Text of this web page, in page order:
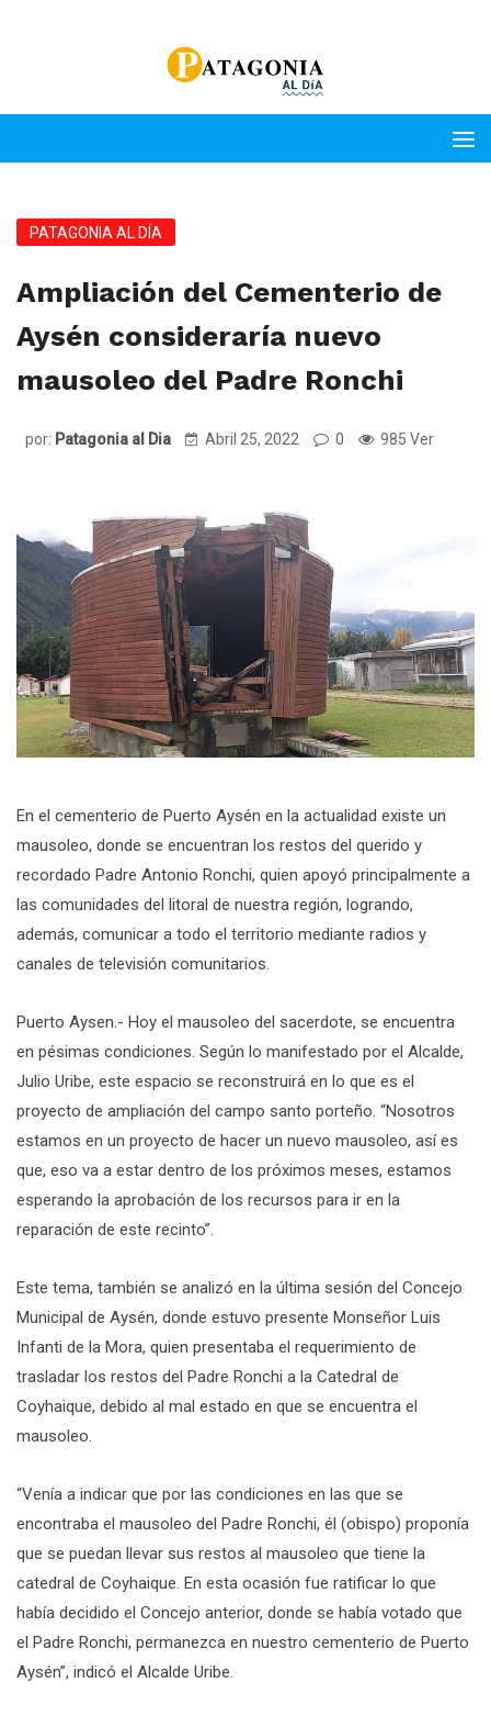
PATAGONIA AL DÍA
Ampliación del Cementerio de
Aysén consideraría nuevo
mausoleo del Padre Ronchi
por: Patagonia al Dia Abril 25, 2022 0 985 Ver
En el cementerio de Puerto Aysén en la actualidad existe un
mausoleo, donde se encuentran los restos del querido y
recordado Padre Antonio Ronchi, quien apoyó principalmente a
las comunidades del litoral de nuestra región, logrando,
además, comunicar a todo el territorio mediante radios y
canales de televisión comunitarios.
Puerto Aysen.- Hoy el mausoleo del sacerdote, se encuentra
en pésimas condiciones. Según lo manifestado por el Alcalde,
Julio Uribe, este espacio se reconstruirá en lo que es el
proyecto de ampliación del campo santo porteño. “Nosotros
estamos en un proyecto de hacer un nuevo mausoleo, así es
que, eso va a estar dentro de los próximos meses, estamos
esperando la aprobación de los recursos para ir en la
reparación de este recinto”.
Este tema, también se analizó en la última sesión del Concejo
Municipal de Aysén, donde estuvo presente Monseñor Luis
Infanti de la Mora, quien presentaba el requerimiento de
trasladar los restos del Padre Ronchi a la Catedral de
Coyhaique, debido al mal estado en que se encuentra el
mausoleo.
“Venía a indicar que por las condiciones en las que se
encontraba el mausoleo del Padre Ronchi, él (obispo) proponía
que se puedan llevar sus restos al mausoleo que tiene la
catedral de Coyhaique. En esta ocasión fue ratificar lo que
había decidido el Concejo anterior, donde se había votado que
el Padre Ronchi, permanezca en nuestro cementerio de Puerto
Aysén”, indicó el Alcalde Uribe.